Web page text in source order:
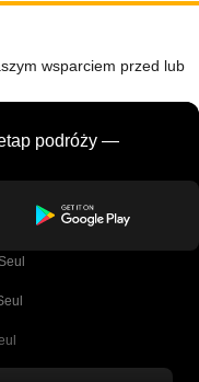
wsparciem przed lub
podróży —